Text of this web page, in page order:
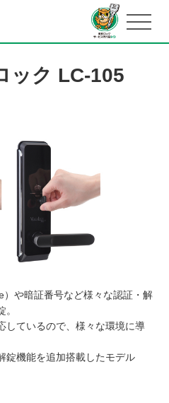
ック LC-105
や暗証番号など様々な認証・解
しているので、様々な環境に導
錠機能を追加搭載したモデル